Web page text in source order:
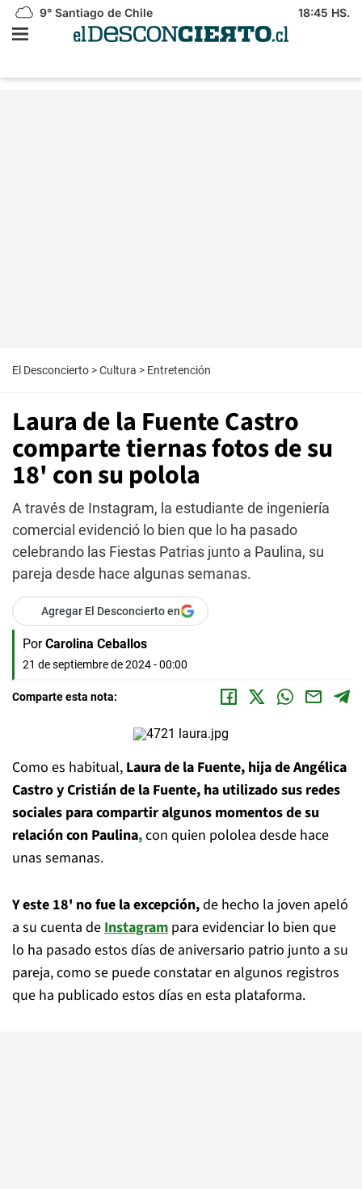
9° Santiago de Chile 18:45 HS.
El Desconcierto >Cultura > Entretención
Laura de la Fuente Castro
comparte tiernas fotos de su
18' con su polola
A través de Instagram, la estudiante de ingeniería
comercial evidenció lo bien que lo ha pasado
celebrando las Fiestas Patrias junto a Paulina, su
pareja desde hace algunas semanas.
Agregar El Desconcierto en
Por Carolina Ceballos
21 de septiembre de 2024 - 00:00
Comparte esta nota:
Como es habitual, Laura de la Fuente, hija de Angélica
Castro y Cristián de la Fuente, ha utilizado sus redes
sociales para compartir algunos momentos de su
relación con Paulina,con quien pololea desde hace
unas semanas.
Y este 18' no fue la excepción,de hecho la joven apeló
a su cuenta deInstagram para evidenciar lo bien que
lo ha pasado estos días de aniversario patrio junto a su
pareja, como se puede constatar en algunos registros
que ha publicado estos días en esta plataforma.